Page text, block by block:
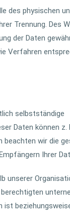
des physischen
Trennung. Des
der Daten
Verfahren
selbstständige
Daten können z.
beachten wir die
Ihrer
unserer